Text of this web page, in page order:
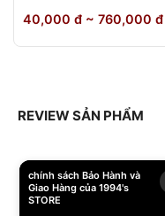
40,000 đ ~ 760,000 đ
REVIEW SẢN PHẨM
chính sách Bảo Hành và
Giao Hàng của 1994's
STORE